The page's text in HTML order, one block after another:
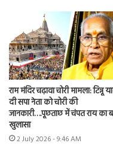
राम मंदिर चढ़ावा चोरी मामला: टिन्नू
दी सपा नेता को चोरी की
जानकारी….पूछताछ में चंपत राय का
खुलासा
2 July 2026 - 9:46 AM